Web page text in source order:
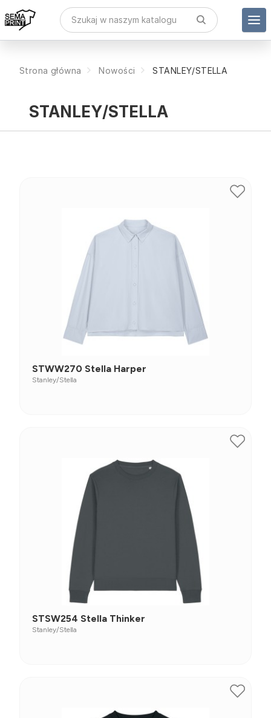
Strona główna Nowości STANLEY/STELLA
STANLEY/STELLA
STWW270 Stella Harper
Stanley/Stella
STSW254 Stella Thinker
Stanley/Stella